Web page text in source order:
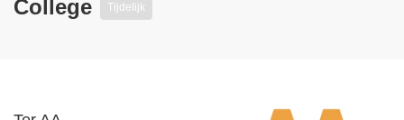
College
Tijdelijk